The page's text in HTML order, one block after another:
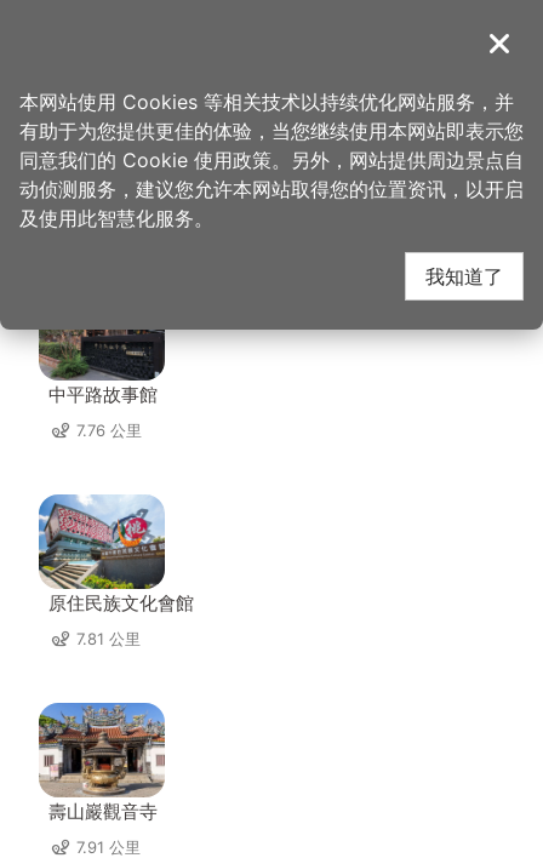
導覽
首页 > 想去的地方 > 美食、购物 > 转角 17
转角 17 周边景点
中平路故事館
7.76 公里
原住民族文化會館
7.81 公里
壽山巖觀音寺
7.91 公里
关闭
本网站使用 Cookies 等相关技术以持续优化网站服务，并
有助于为您提供更佳的体验，当您继续使用本网站即表示您
同意我们的 Cookie 使用政策。另外，网站提供周边景点自
动侦测服务，建议您允许本网站取得您的位置资讯，以开启
及使用此智慧化服务。
我知道了